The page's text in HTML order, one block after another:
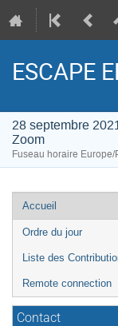
ESCAPE
28 septembre
Zoom
Fuseau horaire Europe/
Menu
de
l'événement
Accueil
Ordre du jour
Liste des
Remote connection
Contact